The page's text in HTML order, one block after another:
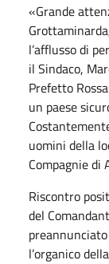
«Grande
l’afflusso di
il Sindaco,
Prefetto
un paese
uomini della
Compagnie di
Riscontro
del
l’organico